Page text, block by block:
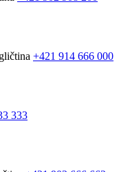
+421 914 666 000
333